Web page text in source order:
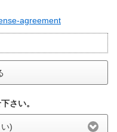
agreement
さい。
)